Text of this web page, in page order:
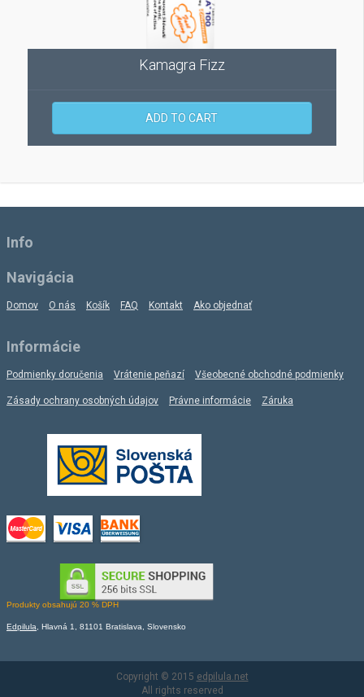
Kamagra Fizz
ADD TO CART
Info
Navigácia
Domov O nás Košík FAQ Kontakt Ako objednať
Informácie
Podmienky doručenia Vrátenie peňazí Všeobecné obchodné podmienky
Zásady ochrany osobných údajov Právne informácie Záruka
Produkty obsahujú 20 % DPH
Edpilula , Hlavná 1, 81101 Bratislava, Slovensko
Copyright © 2015 edpilula.net
All rights reserved